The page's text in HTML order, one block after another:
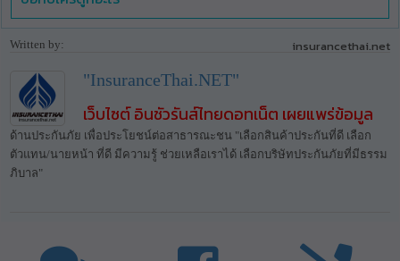
Written by: insurancethai.net
"InsuranceThai.NET"
เว็บไซต์ อินชัวรันส์ไทยดอทเน็ต เผยแพร่ข้อมูล
ด้านประกันภัย เพื่อประโยชน์ต่อสาธารณะชน "เลือกสินค้าประกันที่ดี เลือก
ตัวแทน/นายหน้า ที่ดี มีความรู้ ช่วยเหลือเราได้ เลือกบริษัทประกันภัยที่มีธรรม
ภิบาล"